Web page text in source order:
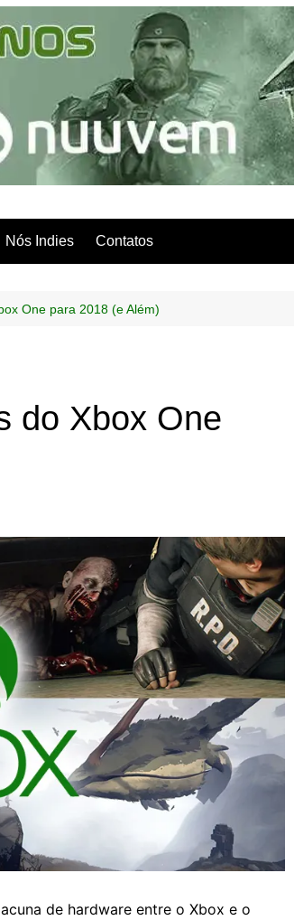
Nós Indies Contatos
One para 2018 (e Além)
do Xbox One
de hardware entre o Xbox e o